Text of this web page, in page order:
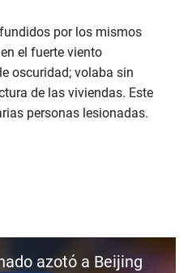
por los mismos
el fuerte viento
oscuridad; volaba sin
de las viviendas. Este
personas lesionadas.
azotó a Beijing